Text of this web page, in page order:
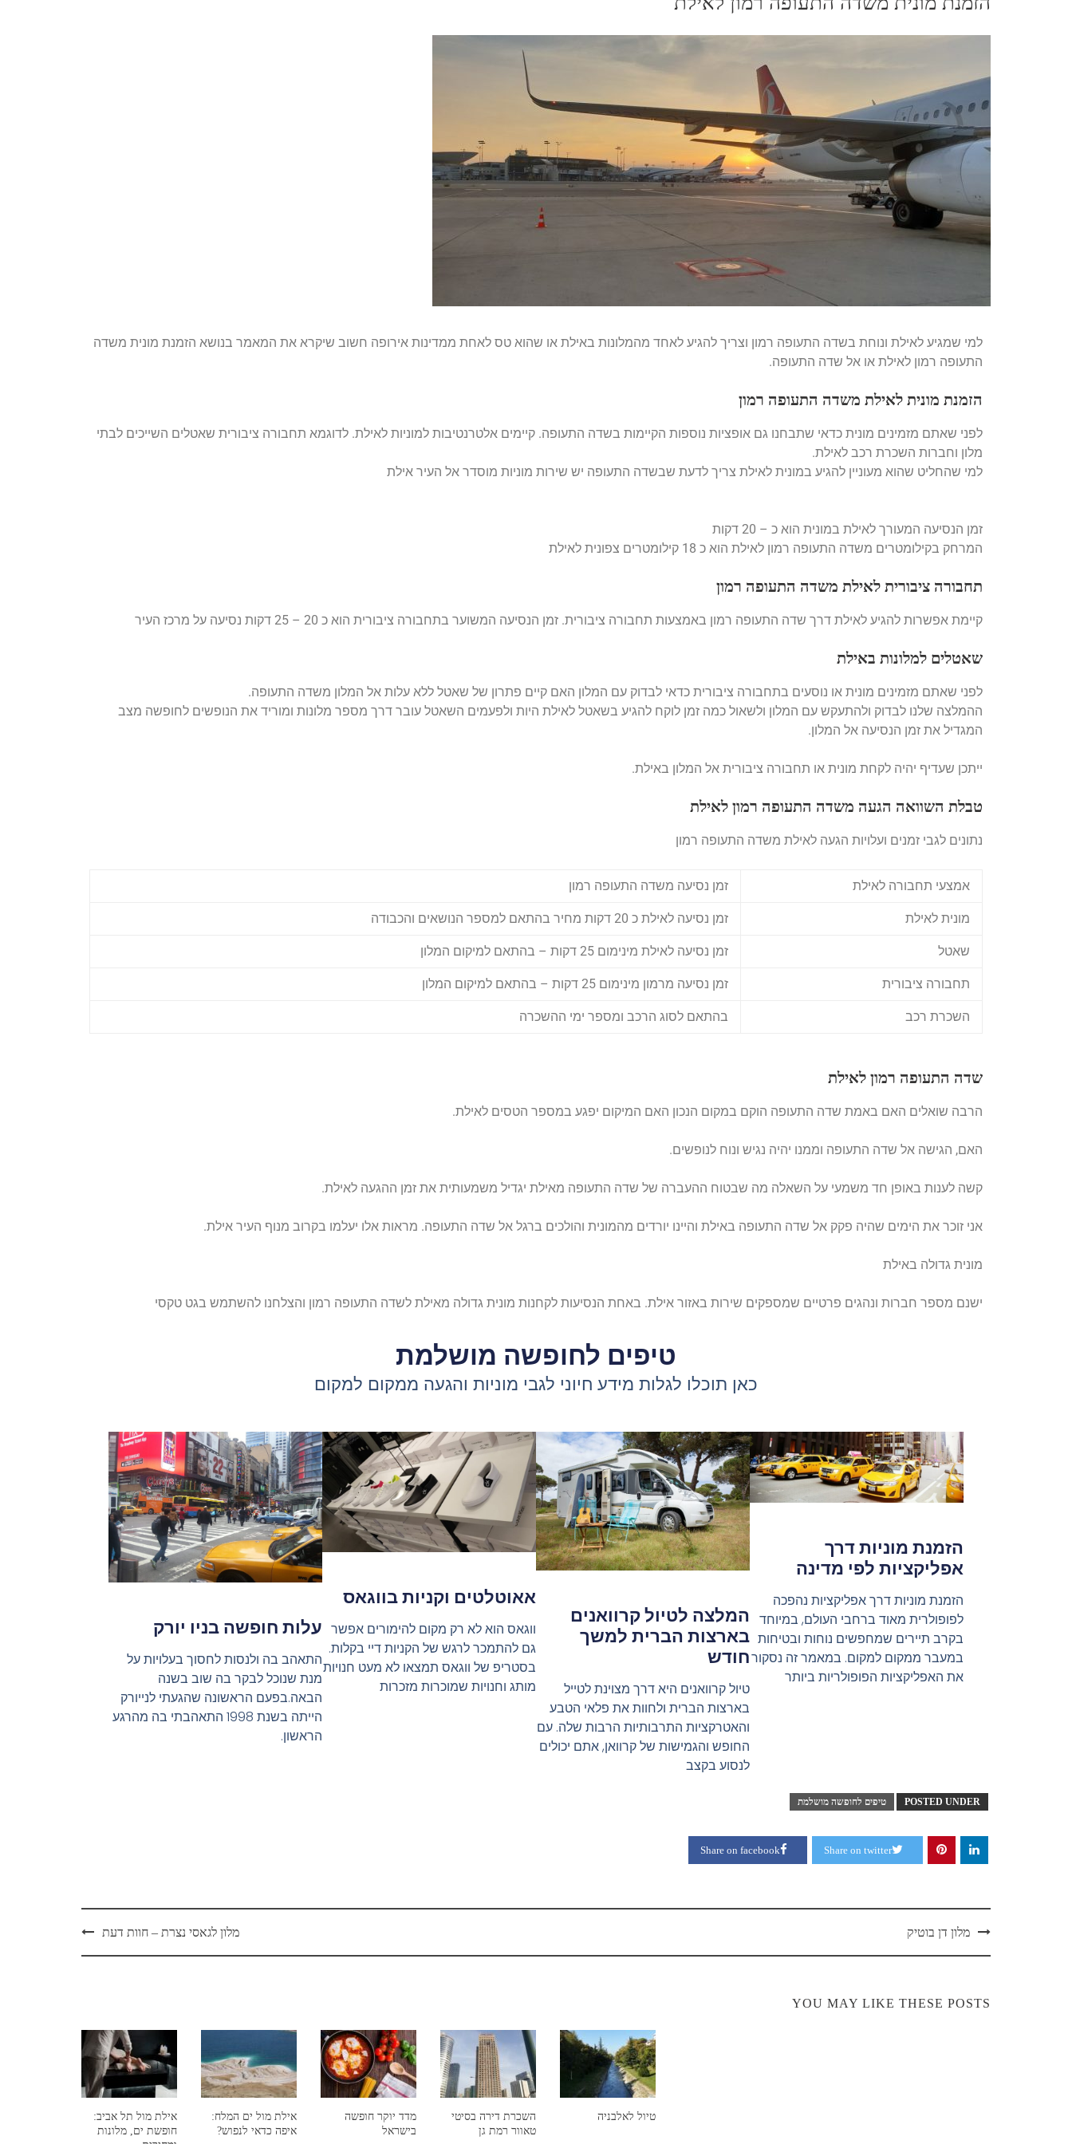
למי שמגיע לאילת ונוחת בשדה התעופה רמון וצריך להגיע לאחד מהמלונות באילת או שהוא טס לאחת ממדינות אירופה חשוב שיקרא את המאמר בנושא הזמנת מונית משדה
התעופה רמון לאילת או אל שדה התעופה.
הזמנת מונית לאילת משדה התעופה רמון
לפני שאתם מזמינים מונית כדאי שתבחנו גם אופציות נוספות הקיימות בשדה התעופה. קיימים אלטרנטיבות למוניות לאילת. לדוגמא תחבורה ציבורית שאטלים השייכים לבתי
מלון וחברות השכרת רכב לאילת.
למי שהחליט שהוא מעוניין להגיע במונית לאילת צריך לדעת שבשדה התעופה יש שירות מוניות מוסדר אל העיר אילת
זמן הנסיעה המעורך לאילת במונית הוא כ – 20 דקות
המרחק בקילומטרים משדה התעופה רמון לאילת הוא כ 18 קילומטרים צפונית לאילת
תחבורה ציבורית לאילת משדה התעופה רמון
קיימת אפשרות להגיע לאילת דרך שדה התעופה רמון באמצעות תחבורה ציבורית. זמן הנסיעה המשוער בתחבורה ציבורית הוא כ 20 – 25 דקות נסיעה על מרכז העיר
שאטלים למלונות באילת
לפני שאתם מזמינים מונית או נוסעים בתחבורה ציבורית כדאי לבדוק עם המלון האם קיים פתרון של שאטל ללא עלות אל המלון משדה התעופה.
ההמלצה שלנו לבדוק ולהתעקש עם המלון ולשאול כמה זמן לוקח להגיע בשאטל לאילת היות ולפעמים השאטל עובר דרך מספר מלונות ומוריד את הנופשים לחופשה מצב
המגדיל את זמן הנסיעה אל המלון.
ייתכן שעדיף יהיה לקחת מונית או תחבורה ציבורית אל המלון באילת.
טבלת השוואה הגעה משדה התעופה רמון לאילת
נתונים לגבי זמנים ועלויות הגעה לאילת משדה התעופה רמון
אמצעי תחבורה לאילת זמן נסיעה משדה התעופה רמון
מונית לאילת זמן נסיעה לאילת כ 20 דקות מחיר בהתאם למספר הנושאים והכבודה
שאטל זמן נסיעה לאילת מינימום 25 דקות – בהתאם למיקום המלון
תחבורה ציבורית זמן נסיעה מרמון מינימום 25 דקות – בהתאם למיקום המלון
השכרת רכב בהתאם לסוג הרכב ומספר ימי ההשכרה
שדה התעופה רמון לאילת
הרבה שואלים האם באמת שדה התעופה הוקם במקום הנכון האם המיקום יפגע במספר הטסים לאילת.
האם, הגישה אל שדה התעופה וממנו יהיה נגיש ונוח לנופשים.
קשה לענות באופן חד משמעי על השאלה מה שבטוח ההעברה של שדה התעופה מאילת יגדיל משמעותית את זמן ההגעה לאילת.
אני זוכר את הימים שהיה פקק אל שדה התעופה באילת והיינו יורדים מהמונית והולכים ברגל אל שדה התעופה. מראות אלו יעלמו בקרוב מנוף העיר אילת.
מונית גדולה באילת
ישנם מספר חברות ונהגים פרטיים שמספקים שירות באזור אילת. באחת הנסיעות לקחנות מונית גדולה מאילת לשדה התעופה רמון והצלחנו להשתמש בגט טקסי
טיפים לחופשה מושלמת
כאן תוכלו לגלות מידע חיוני לגבי מוניות והגעה ממקום למקום
הזמנת מוניות דרך
אפליקציות לפי מדינה
הזמנת מוניות דרך אפליקציות נהפכה
לפופולרית מאוד ברחבי העולם, במיוחד
בקרב תיירים שמחפשים נוחות ובטיחות
במעבר ממקום למקום. במאמר זה נסקור
את האפליקציות הפופולריות ביותר
המלצה לטיול קרוואנים
בארצות הברית למשך
חודש
טיול קרוואנים היא דרך מצוינת לטייל
בארצות הברית ולחוות את פלאי הטבע
והאטרקציות התרבותיות הרבות שלה. עם
החופש והגמישות של קרוואן, אתם יכולים
לנסוע בקצב
אאוטלטים וקניות בווגאס
ווגאס הוא לא רק מקום להימורים אפשר
גם להתמכר לרגש של הקניות דיי בקלות.
בסטריפ של ווגאס תמצאו לא מעט חנויות
מותג וחנויות שמוכרות מזכרות
עלות חופשה בניו יורק
התאהב בה ולנסות לחסוך בעלויות על
מנת שנוכל לבקר בה שוב בשנה
הבאה.בפעם הראשונה שהגעתי לנייורק
הייתה בשנת 1998 התאהבתי בה מהרגע
הראשון.
POSTED UNDER טיפים לחופשה מושלמת
Share on facebook Share on twitter
מלון דן בוטיק מלון לגאסי נצרת – חוות דעת
YOU MAY LIKE THESE POSTS
אילת מול תל אביב:
חופשת ים, מלונות
אילת מול ים המלח:
איפה כדאי לנפוש?
מדד יוקר חופשה
בישראל
השכרת דירה בסיטי
טאוור רמת גן
טיול לאלבניה